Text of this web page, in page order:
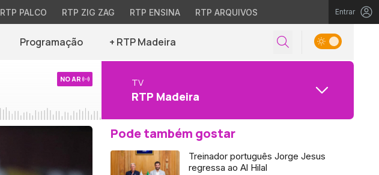
RTP PALCO RTP ZIG ZAG RTP ENSINA RTP ARQUIVOS Entrar
Programação + RTP Madeira
NO AR TV
RTP Madeira
Pode também gostar
Treinador português Jorge Jesus
regressa ao Al Hilal